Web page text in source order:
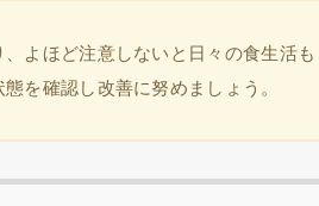
よほど注意しないと日々の食生活も
を確認し改善に努めましょう。